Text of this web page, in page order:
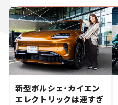
新型ポルシェ・カイエン
エレクトリックは速すぎ